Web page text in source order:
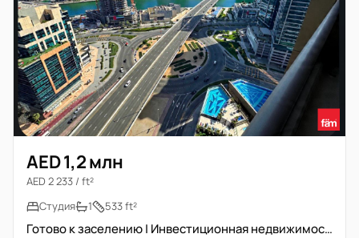
AED 1,2 млн
AED 2 233 / ft²
Студия
1 533 ft²
Готово к заселению | Инвестиционная недвижимость